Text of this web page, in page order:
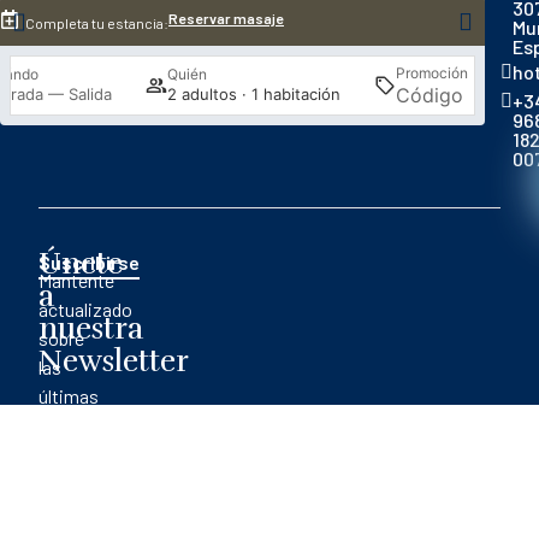
Completa tu estancia:Reservar masaje
— Salida
Quién
2 adultos · 1 habitación
Promoción
182
Únete
a
nuestra
Newsletter
Mantente
actualizado
sobre
las
últimas
Suscribirse